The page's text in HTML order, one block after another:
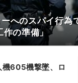
へのスパイ行為
作の準備」
機605機撃墜、ロ